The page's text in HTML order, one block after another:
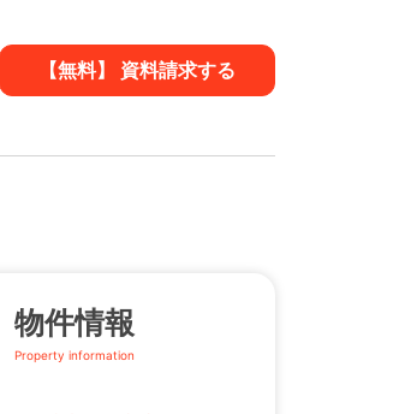
【無料】 資料請求する
物件情報
Property information